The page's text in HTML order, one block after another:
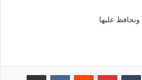
ونحافظ عليها
لينكدإن بينتيريست